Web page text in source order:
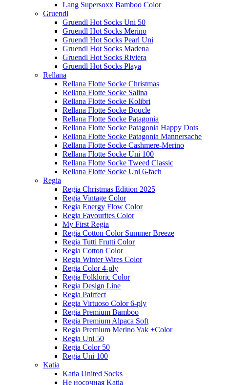
Lang Supersoxx Bamboo Color
Gruendl
Gruendl Hot Socks Uni 50
Gruendl Hot Socks Merino
Gruendl Hot Socks Pearl Uni
Gruendl Hot Socks Madena
Gruendl Hot Socks Riviera
Gruendl Hot Socks Playa
Rellana
Rellana Flotte Socke Christmas
Rellana Flotte Socke Salina
Rellana Flotte Socke Kolibri
Rellana Flotte Socke Boucle
Rellana Flotte Socke Patagonia
Rellana Flotte Socke Patagonia Happy Dots
Rellana Flotte Socke Patagonia Mannersache
Rellana Flotte Socke Cashmere-Merino
Rellana Flotte Socke Uni 100
Rellana Flotte Socke Tweed Classic
Rellana Flotte Socke Uni 6-fach
Regia
Regia Christmas Edition 2025
Regia Vintage Color
Regia Energy Flow Color
Regia Favourites Color
My First Regia
Regia Cotton Color Summer Breeze
Regia Tutti Frutti Color
Regia Cotton Color
Regia Winter Wires Color
Regia Color 4-ply
Regia Folkloric Color
Regia Design Line
Regia Pairfect
Regia Virtuoso Color 6-ply
Regia Premium Bamboo
Regia Premium Alpaca Soft
Regia Premium Merino Yak +Color
Regia Uni 50
Regia Color 50
Regia Uni 100
Katia
Katia United Socks
Не носочная Katia